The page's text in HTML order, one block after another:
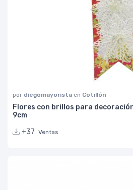
por diegomayorista en Cotillón
Flores con brillos para
9cm
+37 Ventas